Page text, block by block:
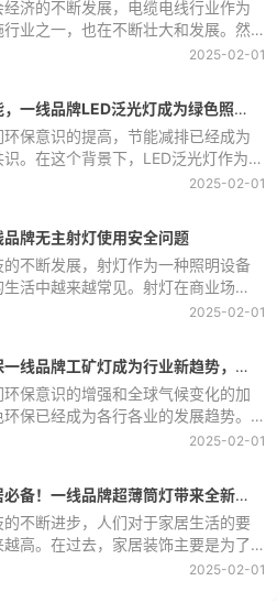
误差，导致无法准确监测身体变化。
确掌握一线品牌身高体重秤的使用方
经济的不断发展，电缆电线行业作为
行业之一，也在不断壮大和发展。然
市场竞争的加剧，一线品牌电缆电线
2025-02-01
环保节能，一线品牌LED泛光灯成为绿色照明新选择
环保意识的提高，节能减排已经成为
。在这个背景下，LED泛光灯作为一
绿色照明产品，被越来越多的人所青
2025-02-01
品牌无主射灯使用安全问题
的不断发展，射灯作为一种照明设备
生活中越来越常见。射灯在商业场
、办公室等各种场所都有广泛的应
注意使用，可能会导致火灾、触电
故的发生。因此，在使用射灯时，我
意一些安全问题，以保障我们的生
2025-02-01
绿色环保一线品牌工矿灯成为行业新趋势，节能效果显著
环保意识的增强和全球气候变化的加
保已经成为各行各业的发展趋势。
业，灯光作为必不可少的设备之一，
业和消费者的青睐。
2025-02-01
现代家居必备！一线品牌超薄筒灯带来全新照明体验
的不断进步，人们对于家居生活的要
越高。在过去，家居装饰主要是为了
，提升居住品质，而如今，人们对于
2025-02-01